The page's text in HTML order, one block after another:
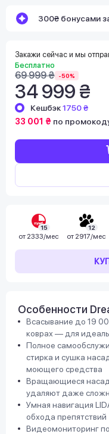
300₴ бонусами
Закажи сейчас и мы
Бесплатно
69 999 ₴ -50%
34 999 ₴
Кешбэк1750 ₴
33 001 ₴ по
15
от 2333/мес
12
от 2917/мес
Особенности
Всасывание до 19
коврах — для
Полное
стирка и сушка
моющего средства
Вращающиеся
удаляют даже
Умная навигация
обхода препятствий
Видеомониторинг